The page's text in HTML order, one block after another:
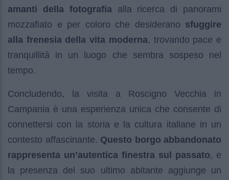
amanti della fotografiaalla ricerca di panorami
mozzafiato e per coloro che desiderano sfuggire
alla frenesia della vita moderna, trovando pace e
tranquillità in un luogo che sembra sospeso nel
tempo.
Concludendo, la visita a Roscigno Vecchia in
Campania è una esperienza unica che consente di
connettersi con la storia e la cultura italiane in un
contesto affascinante. Questo borgo abbandonato
rappresenta un’autentica finestra sul passato, e
la presenza del suo ultimo abitante aggiunge un